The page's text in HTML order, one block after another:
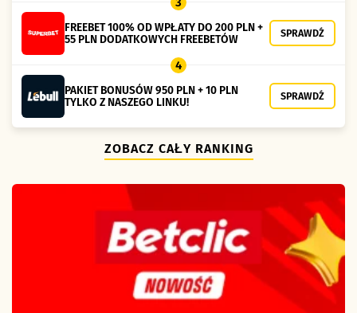
FREEBET 100% OD WPŁATY DO 200 PLN +
55 PLN DODATKOWYCH FREEBETÓW
SPRAWDŹ
4
PAKIET BONUSÓW 950 PLN + 10 PLN
TYLKO Z NASZEGO LINKU!
SPRAWDŹ
ZOBACZ CAŁY RANKING